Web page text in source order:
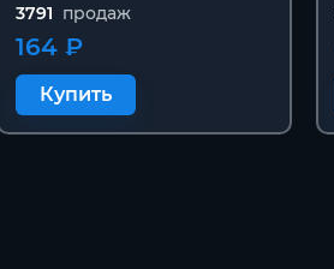
3791 продаж
164 ₽
Купить